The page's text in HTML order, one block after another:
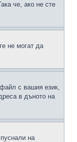
че, ако не сте
не могат да
с вашия език,
в дъното на
на